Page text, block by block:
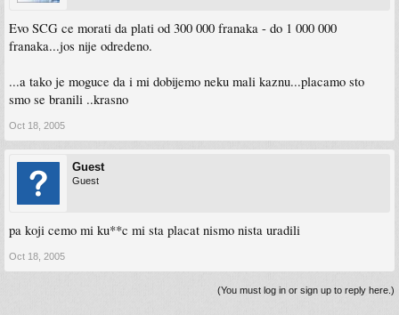
Evo SCG ce morati da plati od 300 000 franaka - do 1 000 000
franaka...jos nije odredeno.
...a tako je moguce da i mi dobijemo neku mali kaznu...placamo sto
smo se branili ..krasno
Oct 18, 2005
Guest
Guest
pa koji cemo mi ku**c mi sta placat nismo nista uradili
Oct 18, 2005
(You must log in or sign up to reply here.)